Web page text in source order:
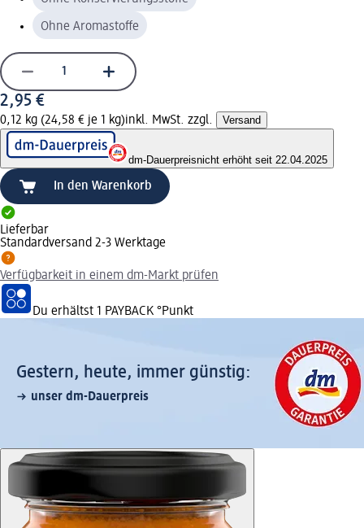
Ohne Aromastoffe
2,95 €
0,12 kg (24,58 € je 1 kg)inkl. MwSt. zzgl. Versand
dm-Dauerpreisnicht erhöht seit 22.04.2025
In den Warenkorb
Lieferbar
Standardversand 2-3 Werktage
Verfügbarkeit in einem dm-Markt prüfen
Du erhältst 1 PAYBACK °Punkt
Gestern, heute, immer günstig:
unser dm-Dauerpreis